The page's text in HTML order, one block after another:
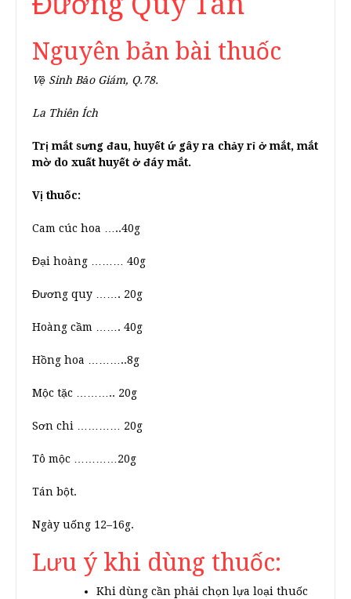
Nguyên bản bài thuốc
Vệ Sinh Bảo Giám, Q.78.
La Thiên Ích
Trị mắt sưng đau, huyết ứ gây ra chảy rỉ ở mắt, mắt
mờ do xuất huyết ở đáy mắt.
Vị thuốc:
Cam cúc hoa …..40g
Đại hoàng ……… 40g
Đương quy ……. 20g
Hoàng cầm ……. 40g
Hồng hoa ………..8g
Mộc tặc ……….. 20g
Sơn chi ………… 20g
Tô mộc …………20g
Tán bột.
Ngày uống 12–16g.
Lưu ý khi dùng thuốc:
Khi dùng cần phải chọn lựa loại thuốc